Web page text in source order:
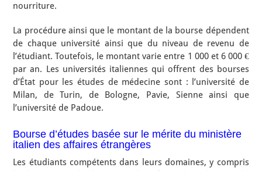
nourriture.
La procédure ainsi que le montant de la bourse dépendent
de chaque université ainsi que du niveau de revenu de
l’étudiant. Toutefois, le montant varie entre 1 000 et 6 000 €
par an. Les universités italiennes qui offrent des bourses
d’État pour les études de médecine sont : l’université de
Milan, de Turin, de Bologne, Pavie, Sienne ainsi que
l’université de Padoue.
Bourse d’études basée sur le mérite du ministère
italien des affaires étrangères
Les étudiants compétents dans leurs domaines, y compris